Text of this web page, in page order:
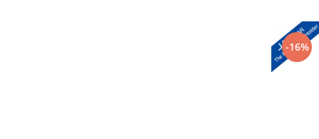
-16%